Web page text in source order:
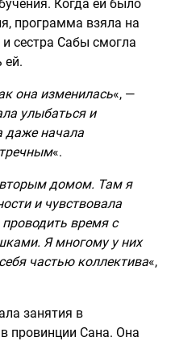
Когда ей было
программа взяла на
сестра Сабы смогла
ей.
она изменилась«, —
улыбаться и
даже начала
«.
домом. Там я
и чувствовала
время с
Я многому у них
частью коллектива«,
занятия в
провинции Сана. Она